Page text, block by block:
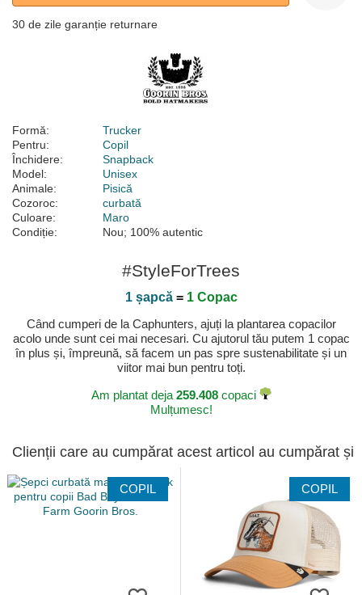
30 de zile garanție returnare
Formă:
Trucker
Pentru:
Copil
Închidere:
Snapback
Model:
Unisex
Animale:
Pisică
Cozoroc:
curbată
Culoare:
Maro
Condiție:
Nou; 100% autentic
#StyleForTrees
1 șapcă= 1 Copac
Când cumperi de la Caphunters, ajuți la plantarea copacilor
acolo unde sunt cei mai necesari. Cu ajutorul tău putem 1 copac
în plus și, împreună, să facem un pas spre sustenabilitate și un
viitor mai bun pentru toți.
Am plantat deja 259.408copaci
Mulțumesc!
Clienții care au cumpărat acest articol au cumpărat și
COPIL COPIL